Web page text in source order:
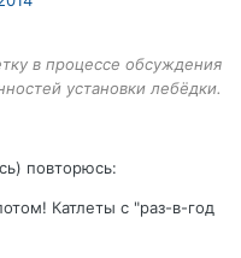
в процессе обсуждения
установки лебёдки.
повторюсь:
Катлеты с "раз-в-год